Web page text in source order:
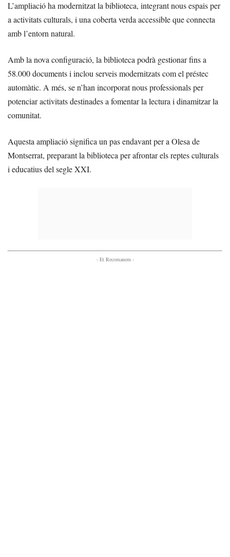
L’ampliació ha modernitzat la biblioteca, integrant nous espais per
a activitats culturals, i una coberta verda accessible que connecta
amb l’entorn natural.
Amb la nova configuració, la biblioteca podrà gestionar fins a
58.000 documents i inclou serveis modernitzats com el préstec
automàtic. A més, se n’han incorporat nous professionals per
potenciar activitats destinades a fomentar la lectura i dinamitzar la
comunitat.
Aquesta ampliació significa un pas endavant per a Olesa de
Montserrat, preparant la biblioteca per afrontar els reptes culturals
i educatius del segle XXI.
- Et Recomanem -